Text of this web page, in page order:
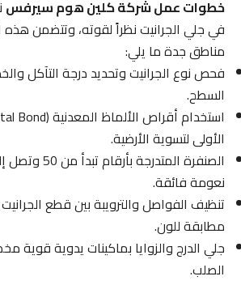
خطوات عمل شركة كلين هوم سيرفس
في جلي الجرانيت نظراً لقوته، وتتضمن هذه
مناطق جدة ما يلي:
فحص نوع الجرانيت وتحديد درجة التآكل
السطح.
الأولى لتسوية الأرضية.
نعومة فائقة.
تنظيف الفواصل والترويبة بين قطع الجرانيت
مطابقة للون.
جلي الدرج والزوايا بماكينات يدوية قوية
الصلب.